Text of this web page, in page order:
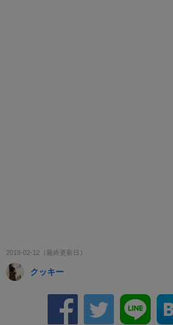
2019-02-12
クッキー